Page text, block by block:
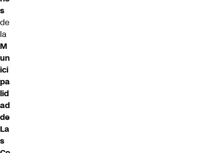
s
de
la
M
un
ici
pa
lid
ad
de
La
s